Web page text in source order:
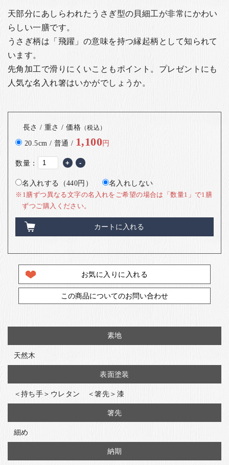
天部分にあしらわれたうさぎ型の貝細工が非常にかわい
らしい一膳です。
うさぎ柄は「飛躍」の意味を持つ縁起柄として知られて
います。
先角加工で滑りにくいこともポイント。 プレゼントにも
人気な名入れ箸はいかがでしょうか。
長さ / 重さ / 価格 （税込）
20.5cm / 普通 / 1,100円
数量： + -
名入れする（440円） 名入れしない
※1膳ずつ異なる文字の名入れをご希望の場合は「数量1」で1膳
ずつご購入ください。
カートに入れる
お気に入りに入れる
この商品についてのお問い合わせ
素地
天然木
表面塗装
＜持ち手＞ウレタン ＜箸先＞漆
箸先
細め
納期